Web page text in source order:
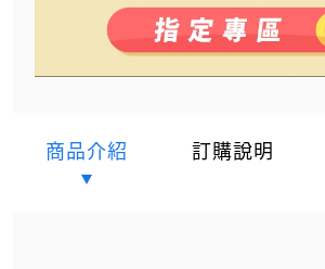
商品介紹 訂購說明